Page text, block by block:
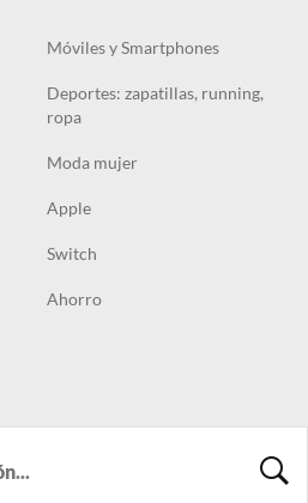
Móviles y Smartphones
Deportes: zapatillas, running,
ropa
Moda mujer
Apple
Switch
Ahorro